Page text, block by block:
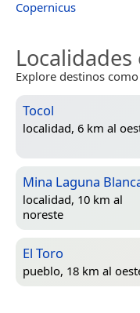
Copernicus
Localidades
Explore destinos
Tocol
localidad, 6 km al
Mina Laguna
localidad, 10 km al
noreste
El Toro
pueblo, 18 km al